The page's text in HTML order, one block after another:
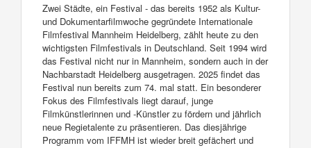
Zwei Städte, ein Festival - das bereits 1952 als Kultur-
und Dokumentarfilmwoche gegründete Internationale
Filmfestival Mannheim Heidelberg, zählt heute zu den
wichtigsten Filmfestivals in Deutschland. Seit 1994 wird
das Festival nicht nur in Mannheim, sondern auch in der
Nachbarstadt Heidelberg ausgetragen. 2025 findet das
Festival nun bereits zum 74. mal statt. Ein besonderer
Fokus des Filmfestivals liegt darauf, junge
Filmkünstlerinnen und -Künstler zu fördern und jährlich
neue Regietalente zu präsentieren. Das diesjährige
Programm vom IFFMH ist wieder breit gefächert und